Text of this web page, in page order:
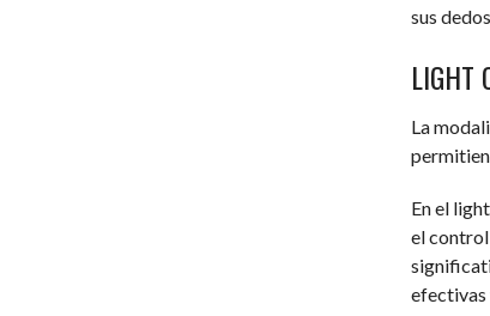
sus
LIGHT
La
En el
el control
efectivas